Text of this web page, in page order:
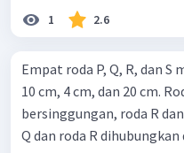
1 2.6
Empat roda P, Q, R, dan
10 cm, 4 cm, dan 20 cm.
bersinggungan, roda R
Q dan roda R dihubungkan